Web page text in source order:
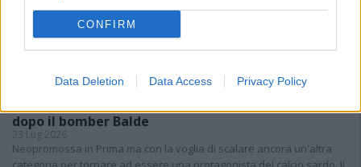
CONFIRM
Data Deletion Data Access Privacy Policy
dopo il bomber Balde
23 Lug 2026
Neopromossa in Prima ma con la voglia di scalare ancora un'altra